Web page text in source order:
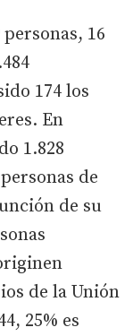
16
174 los
En
1.828
de
de su
de la Unión
25% es